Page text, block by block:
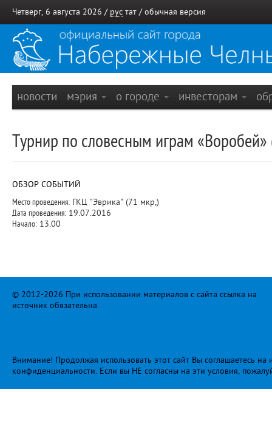
Четверг, 6 августа 2026 / рус тат / обычная версия
новости мэрия о городе инвесторам
Турнир по словесным играм
ОБЗОР СОБЫТИЙ
Место проведения: ГКЦ "Эврика" (71 мкр,)
Дата проведения: 19.07.2016
Начало: 13.00
© 2012-2026 При использовании материалов с сайта ссылка на
источник обязательна.
Внимание! Продолжая использовать этот сайт Вы соглашаетесь
конфиденциальности. Если вы НЕ согласны на эти условия,